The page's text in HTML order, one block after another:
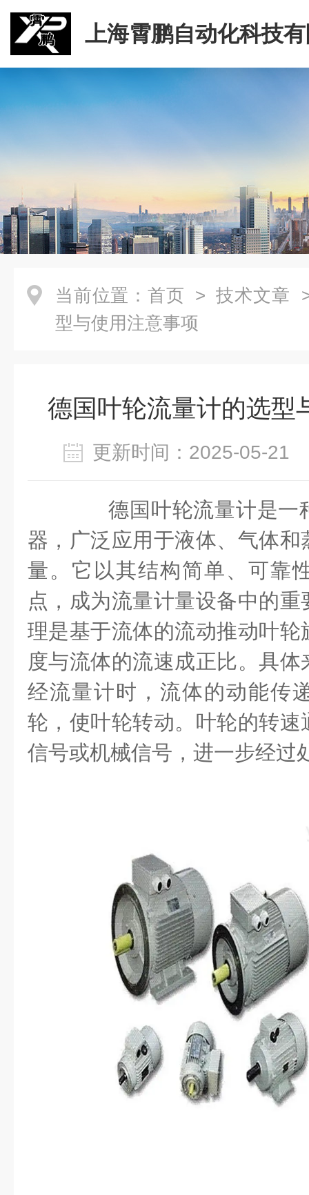
上海霄鹏自动化科技
当前位置： 首页 > 技术文章
型与使用注意事项
德国叶轮流量计的选型
更新时间：2025-05-
德国叶轮流量计是一
器，广泛应用于液体、气体
量。它以其结构简单、可靠
点，成为流量计量设备中的
理是基于流体的流动推动叶
度与流体的流速成正比。具
经流量计时，流体的动能传
轮，使叶轮转动。叶轮的转
信号或机械信号，进一步经过